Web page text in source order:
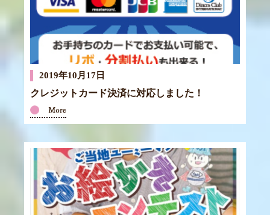
2019年10月17日
クレジットカード決済に対応しました！